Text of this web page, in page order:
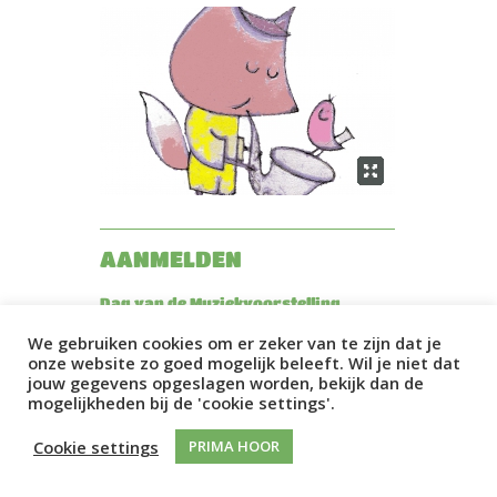
AANMELDEN
Dag van de Muziekvoorstelling
Voor wie?
De Dag van de Muziekvoorstelling
organiseren wij speciaal voor
schoolvoorstellingen. Vanwege de
beperkte capaciteit in de zalen en de
We gebruiken cookies om er zeker van te zijn dat je
onze website zo goed mogelijk beleeft. Wil je niet dat
jouw gegevens opgeslagen worden, bekijk dan de
mogelijkheden bij de 'cookie settings'.
Cookie settings
PRIMA HOOR